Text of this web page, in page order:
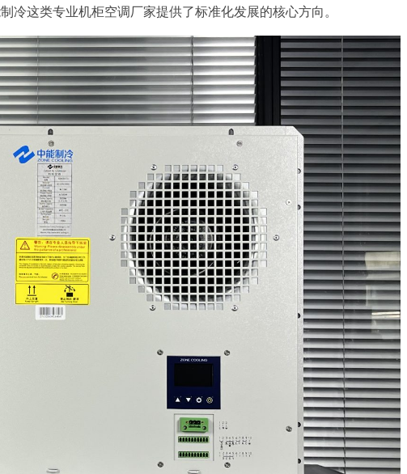
这类专业机柜空调厂家提供了标准化发展的核心方向。